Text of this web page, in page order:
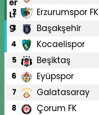
2 Erzurumspor FK
3 Başakşehir
4 Kocaelispor
5 Beşiktaş
6 Eyüpspor
7 Galatasaray
8 Çorum FK